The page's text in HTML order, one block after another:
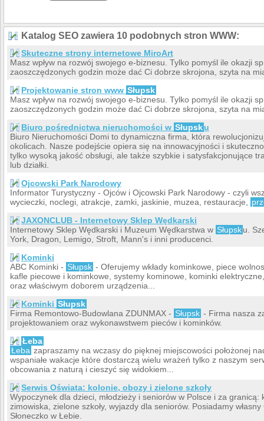
Katalog SEO zawiera 10 podobnych stron WWW:
Skuteczne strony internetowe MiroArt
Masz wpływ na rozwój swojego e-biznesu. Tylko pomyśl ile okazji
zaoszczędzonych godzin może dać Ci dobrze skrojona, szyta na
Projektowanie stron www Słupsk
Masz wpływ na rozwój swojego e-biznesu. Tylko pomyśl ile okazji
zaoszczędzonych godzin może dać Ci dobrze skrojona, szyta na
Biuro pośrednictwa nieruchomości w Słupsku
Biuro Nieruchomości Domi to dynamiczna firma, która
okolicach. Nasze podejście opiera się na innowacyjności i
tylko wysoką jakość obsługi, ale także szybkie i satysfakcjonujące
lub działki.
Ojcowski Park Narodowy
Informator Turystyczny - Ojców i Ojcowski Park Narodowy - czyli
wycieczki, noclegi, atrakcje, zamki, jaskinie, muzea, restauracje,
JAXONCLUB - Internetowy Sklep Wędkarski
Internetowy Sklep Wędkarski i Muzeum Wędkarstwa w Słupsku.
York, Dragon, Lemigo, Stroft, Mann's i inni producenci.
Kominki
ABC Kominki - Słupsk - Oferujemy wkłady kominkowe, piece
kafle piecowe i kominkowe, systemy kominowe, kominki
oraz właściwym doborem urządzenia...
Kominki Słupsk
Firma Remontowo-Budowlana ZDUNMAX - Słupsk - Firma nasza
projektowaniem oraz wykonawstwem pieców i kominków.
Łeba
Łeba zapraszamy na wczasy do pięknej miejscowości położonej
wspaniałe wakacje które dostarczą wielu wrażeń tylko z naszym
obcowania z naturą i cieszyć się widokiem...
Serwis Oświata: kolonie, obozy i zielone szkoły
Wypoczynek dla dzieci, młodzieży i seniorów w Polsce i za
zimowiska, zielone szkoły, wyjazdy dla seniorów. Posiadamy
Słoneczko w Łebie.